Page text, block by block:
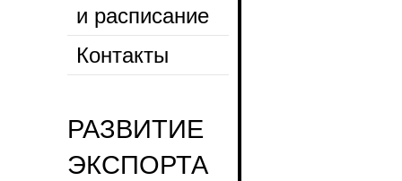
и расписание
Контакты
РАЗВИТИЕ
ЭКСПОРТА